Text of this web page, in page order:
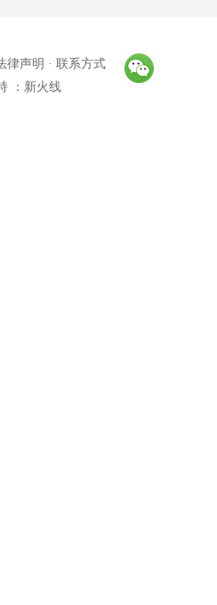
律声明 · 联系方式
： 新火线